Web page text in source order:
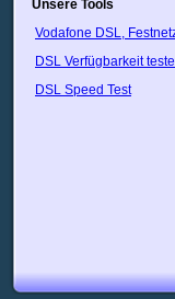
Unsere Tools
Vodafone DSL,
DSL Verfügbarkeit
DSL Speed Test